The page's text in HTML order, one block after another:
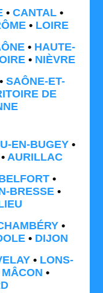
• CANTAL•
• LOIRE
• HAUTE-
• NIÈVRE
• SAÔNE-ET-
DE
EN-BUGEY •
AURILLAC
•
BRESSE •
•
• DIJON
• LONS-
MÂCON •